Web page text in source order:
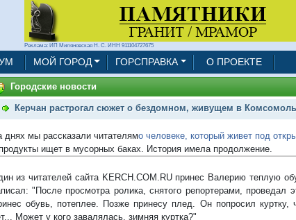
Реклама: ИП Миляновская Н. С. ИНН 911104727675
МОЙ ГОРОД ГОРСПРАВКА О ПРОЕКТЕ
Городские новости
Керчан растрогал сюжет о бездомном, живущем в
днях мы рассказали читателямо человеке, который живет под
ищет в мусорных баках. История имела продолжение.
из читателей сайта KERCH.COM.RU принес Валерию теплую
"После просмотра ролика, снятого репортерами, проведал
обувь, потеплее. Позже принесу плед. Он попросил
Может у кого завалялась, зимняя куртка?"